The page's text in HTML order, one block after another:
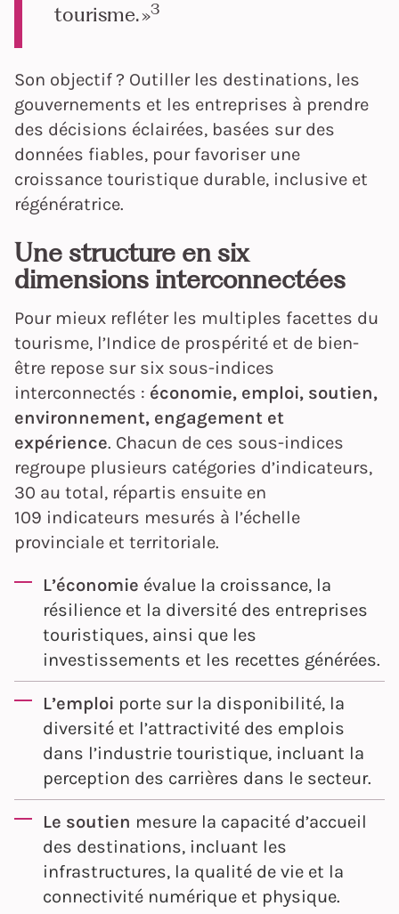
tourisme. »3
Son objectif ? Outiller les destinations, les
gouvernements et les entreprises à prendre
des décisions éclairées, basées sur des
données fiables, pour favoriser une
croissance touristique durable, inclusive et
régénératrice.
Une structure en six
dimensions interconnectées
Pour mieux refléter les multiples facettes du
tourisme, l’Indice de prospérité et de bien-
être repose sur six sous-indices
interconnectés : économie, emploi, soutien,
environnement, engagement et
expérience. Chacun de ces sous-indices
regroupe plusieurs catégories d’indicateurs,
30 au total, répartis ensuite en
109 indicateurs mesurés à l’échelle
provinciale et territoriale.
L’économie évalue la croissance, la
résilience et la diversité des entreprises
touristiques, ainsi que les
investissements et les recettes générées.
L’emploi porte sur la disponibilité, la
diversité et l’attractivité des emplois
dans l’industrie touristique, incluant la
perception des carrières dans le secteur.
Le soutien mesure la capacité d’accueil
des destinations, incluant les
infrastructures, la qualité de vie et la
connectivité numérique et physique.